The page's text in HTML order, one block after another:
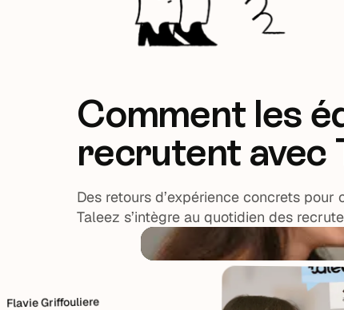
Comment les
recrutent avec
Des retours d’expérience concrets
Taleez s’intègre au quotidien des
Griffouliere